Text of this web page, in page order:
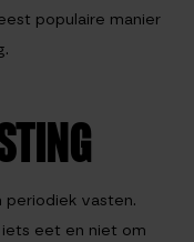
populaire manier
vasten.
eet en niet om